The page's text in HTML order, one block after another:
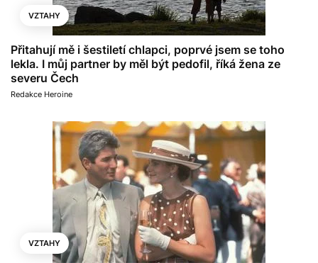
VZTAHY
Přitahují mě i šestiletí chlapci, poprvé jsem se toho
lekla. I můj partner by měl být pedofil, říká žena ze
severu Čech
Redakce Heroine
VZTAHY